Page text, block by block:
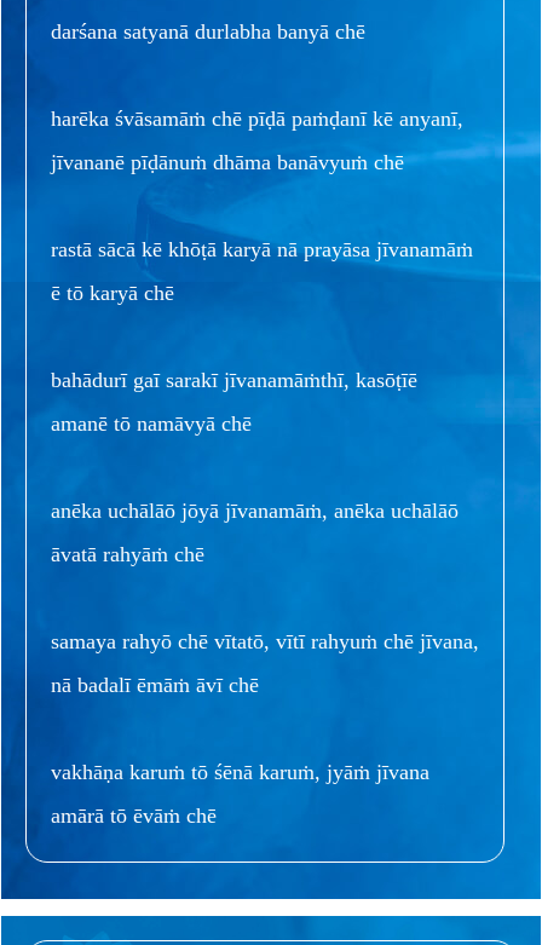
darśana satyanā durlabha banyā chē
harēka śvāsamāṁ chē pīḍā paṁḍanī kē anyanī,
jīvananē pīḍānuṁ dhāma banāvyuṁ chē
rastā sācā kē khōṭā karyā nā prayāsa jīvanamāṁ
ē tō karyā chē
bahādurī gaī sarakī jīvanamāṁthī, kasōṭīē
amanē tō namāvyā chē
anēka uchālāō jōyā jīvanamāṁ, anēka uchālāō
āvatā rahyāṁ chē
samaya rahyō chē vītatō, vītī rahyuṁ chē jīvana,
nā badalī ēmāṁ āvī chē
vakhāṇa karuṁ tō śēnā karuṁ, jyāṁ jīvana
amārā tō ēvāṁ chē